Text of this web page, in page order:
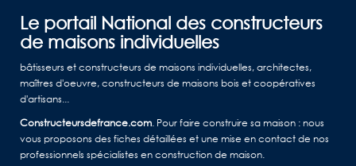
Le portail National des constructeurs
de maisons individuelles
bâtisseurs et constructeurs de maisons individuelles, architectes,
maîtres d'oeuvre, constructeurs de maisons bois et coopératives
d'artisans...
Constructeursdefrance.com. Pour faire construire sa maison : nous
vous proposons des fiches détaillées et une mise en contact de nos
professionnels spécialistes en construction de maison.